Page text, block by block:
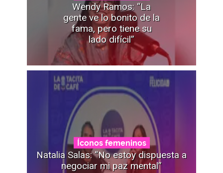
Wendy Ramos: “La
gente ve lo bonito de la
fama, pero tiene su
lado difícil”
Íconos femeninos
Natalia Salas: “No estoy dispuesta a
negociar mi paz mental”